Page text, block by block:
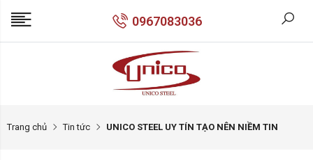
0967083036
Trang chủ Tin tức UNICO STEEL UY TÍN TẠO NÊN NIỀM TIN